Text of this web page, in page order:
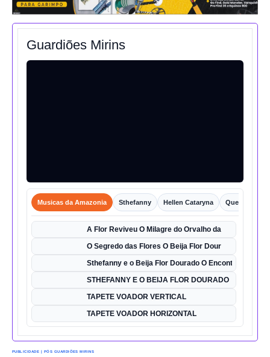
Guardiões Mirins
Musicas da Amazonia Sthefanny Hellen Cataryna Queixo o
A Flor Reviveu O Milagre do Orvalho da
O Segredo das Flores O Beija Flor Dour
Sthefanny e o Beija Flor Dourado O Encontro Mágico
STHEFANNY E O BEIJA FLOR DOURADO
TAPETE VOADOR VERTICAL
TAPETE VOADOR HORIZONTAL
PUBLICIDADE | PÓS GUARDIÕES MIRINS